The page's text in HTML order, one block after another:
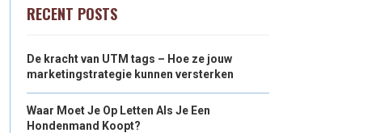
RECENT POSTS
De kracht van UTM tags – Hoe ze jouw
marketingstrategie kunnen versterken
Waar Moet Je Op Letten Als Je Een
Hondenmand Koopt?